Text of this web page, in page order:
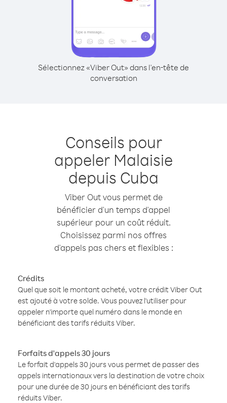
Sélectionnez «Viber Out» dans l'en-tête de
conversation
Conseils pour
appeler Malaisie
depuis Cuba
Viber Out vous permet de
bénéficier d'un temps d'appel
supérieur pour un coût réduit.
Choisissez parmi nos offres
d'appels pas chers et flexibles :
Crédits
Quel que soit le montant acheté, votre crédit Viber Out
est ajouté à votre solde. Vous pouvez l'utiliser pour
appeler n'importe quel numéro dans le monde en
bénéficiant des tarifs réduits Viber.
Forfaits d'appels 30 jours
Le forfait d'appels 30 jours vous permet de passer des
appels internationaux vers la destination de votre choix
pour une durée de 30 jours en bénéficiant des tarifs
réduits Viber.